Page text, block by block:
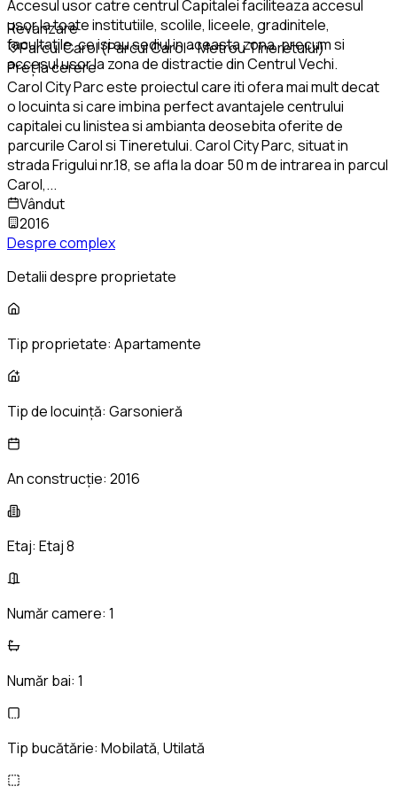
Accesul usor catre centrul Capitalei faciliteaza accesul
usor la toate institutiile, scolile, liceele, gradinitele,
facultatile, ce isi au sediul in aceasta zona, precum si
accesul usor la zona de distractie din Centrul Vechi.
Revanzare
Parcul Carol (Parcul Carol - Metrou Tineretului)
Preț la cerere
Carol City Parc este proiectul care iti ofera mai mult decat
o locuinta si care imbina perfect avantajele centrului
capitalei cu linistea si ambianta deosebita oferite de
parcurile Carol si Tineretului. Carol City Parc, situat in
strada Frigului nr.18, se afla la doar 50 m de intrarea in parcul
Carol,...
Vândut
2016
Despre complex
Detalii despre proprietate
Tip proprietate: Apartamente
Tip de locuință: Garsonieră
An construcție: 2016
Etaj: Etaj 8
Număr camere: 1
Număr bai: 1
Tip bucătărie: Mobilată, Utilată